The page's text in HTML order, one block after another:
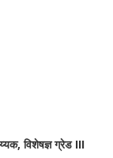
विशेषज्ञ ग्रेड III